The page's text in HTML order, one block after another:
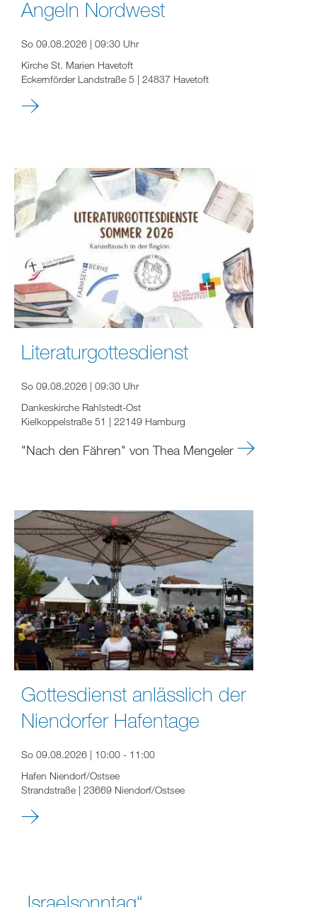
Angeln Nordwest
So 09.08.2026 | 09:30 Uhr
Kirche St. Marien Havetoft
Eckernförder Landstraße 5 | 24837 Havetoft
Literaturgottesdienst
So 09.08.2026 | 09:30 Uhr
Dankeskirche Rahlstedt-Ost
Kielkoppelstraße 51 | 22149 Hamburg
"Nach den Fähren" von Thea Mengeler
Gottesdienst anlässlich der
Niendorfer Hafentage
So 09.08.2026 | 10:00 - 11:00
Hafen Niendorf/Ostsee
Strandstraße | 23669 Niendorf/Ostsee
„Israelsonntag“